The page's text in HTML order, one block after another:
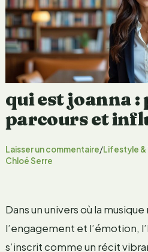
qui est joanna
parcours et
Laisser un commentaire/Lifestyle &
Chloé Serre
Dans un univers où la
l’engagement et l’émotion,
s’inscrit comme un récit